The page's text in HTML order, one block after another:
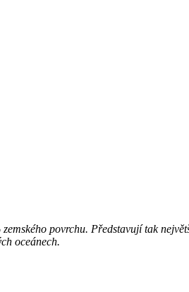
povrchu. Představují tak
oceánech.